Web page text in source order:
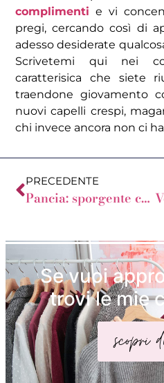
complimenti e vi
pregi, cercando così di
adesso desiderate
Scrivetemi qui nei
caratterisica che siete
traendone giovamento
nuovi capelli crespi,
chi invece ancora non ci
PRECEDENTE
Pancia: sporgente che sale sino al seno
Se vuoi
trovi le mie
scopri